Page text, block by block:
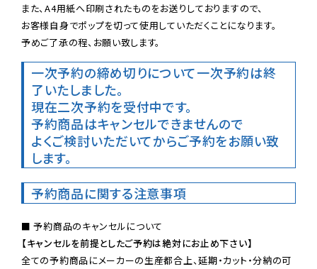
また、A4用紙へ印刷されたものをお送りしておりますので、
お客様自身でポップを切って使用していただくことになります。
予めご了承の程、お願い致します。
一次予約の締め切りについて一次予約は終
了いたしました。
現在二次予約を受付中です。
予約商品はキャンセルできませんので
よくご検討いただいてからご予約をお願い致
します。
予約商品に関する注意事項
【キャンセルを前提としたご予約は絶対にお止め下さい】
全ての予約商品にメーカーの生産都合上、延期・カット・分納の可